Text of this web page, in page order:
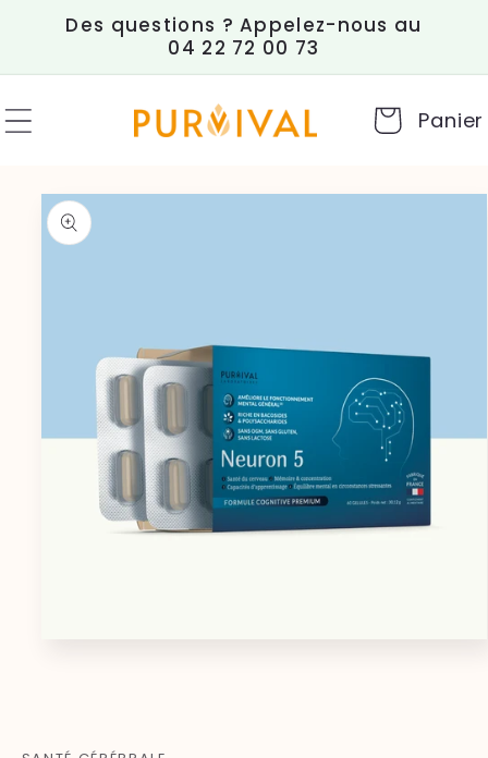
passer
contenu
Des questions ? Appelez-nous au
04 22 72 00 73
Panier
Passer aux
informations
produits